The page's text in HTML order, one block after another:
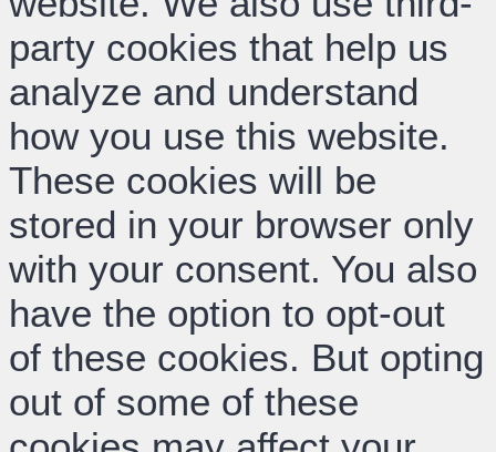
party cookies that help us
analyze and understand
how you use this website.
These cookies will be
stored in your browser only
with your consent. You also
have the option to opt-out
of these cookies. But opting
out of some of these